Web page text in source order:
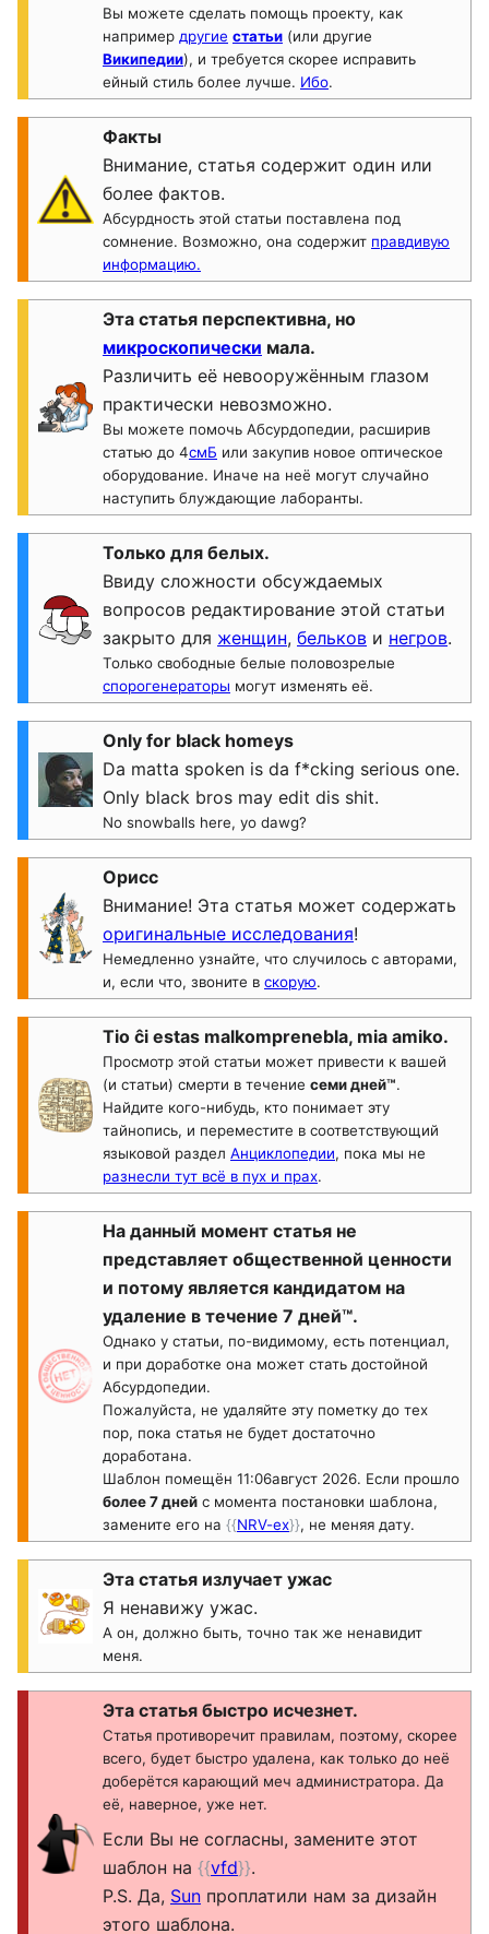
Вы можете сделать помощь проекту, как
например другие статьи (или другие
Википедии), и требуется скорее исправить
ейный стиль более лучше. Ибо.
Факты
Внимание, статья содержит один или
более фактов.
Абсурдность этой статьи поставлена под
сомнение. Возможно, она содержит правдивую
информацию.
Эта статья перспективна, но
микроскопически мала.
Различить её невооружённым глазом
практически невозможно.
Вы можете помочь Абсурдопедии, расширив
статью до 4смБ или закупив новое оптическое
оборудование. Иначе на неё могут случайно
наступить блуждающие лаборанты.
Только для белых.
Ввиду сложности обсуждаемых
вопросов редактирование этой статьи
закрыто для женщин, бельков и негров.
Только свободные белые половозрелые
спорогенераторы могут изменять её.
Only for black homeys
Da matta spoken is da f*cking serious one.
Only black bros may edit dis shit.
No snowballs here, yo dawg?
Орисс
Внимание! Эта статья может содержать
оригинальные исследования!
Немедленно узнайте, что случилось с авторами,
и, если что, звоните в скорую.
Tio ĉi estas malkomprenebla, mia amiko.
Просмотр этой статьи может привести к вашей
(и статьи) смерти в течение семи дней™.
Найдите кого-нибудь, кто понимает эту
тайнопись, и переместите в соответствующий
языковой раздел Анциклопедии, пока мы не
разнесли тут всё в пух и прах.
На данный момент статья не
представляет общественной ценности
и потому является кандидатом на
удаление в течение 7 дней™.
Однако у статьи, по-видимому, есть потенциал,
и при доработке она может стать достойной
Абсурдопедии.
Пожалуйста, не удаляйте эту пометку до тех
пор, пока статья не будет достаточно
доработана.
Шаблон помещён 11:06август 2026. Если прошло
более 7 дней с момента постановки шаблона,
замените его на {{NRV-ex}}, не меняя дату.
Эта статья излучает ужас
Я ненавижу ужас.
А он, должно быть, точно так же ненавидит
меня.
Эта статья быстро исчезнет.
Статья противоречит правилам, поэтому, скорее
всего, будет быстро удалена, как только до неё
доберётся карающий меч администратора. Да
её, наверное, уже нет.
Если Вы не согласны, замените этот
шаблон на {{vfd}}.
P.S. Да, Sun проплатили нам за дизайн
этого шаблона.